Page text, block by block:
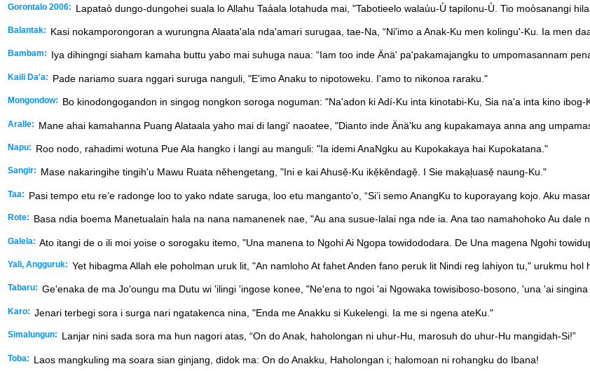
Gorontalo 2006: Lapatao̒ dungo-dungohei suala lo Allahu Taa̒ala lotahuda mai, "Tabotieelo walau̒u-U̒ tapilonu-U̒. Tio moo̒sanangi
Balantak: Kasi nokamporongoran a wurungna Alaata'ala nda'amari surugaa, tae-Na, “Ni'imo a Anak-Ku men kolingu'-Ku. Ia men
Bambam: Iya dihingngi siaham kamaha buttu yabo mai suhuga naua: “Iam too inde Änä' pa'pakamajangku to umpomasannam
Kaili Da'a: Pade nariamo suara nggari suruga nanguli, "E'imo Anaku to nipotoweku. I'amo to nikonoa raraku."
Mongondow: Bo kinodongogandon in singog nongkon soroga noguman: "Na'adon ki Adí-Ku inta kinotabi-Ku, Sia na'a inta kino ibog-
Aralle: Mane ahai kamahanna Puang Alataala yaho mai di langi' naoatee, "Dianto inde Änä'ku ang kupakamaya anna ang
Napu: Roo nodo, rahadimi wotuna Pue Ala hangko i langi au manguli: "Ia idemi AnaNgku au Kupokakaya hai Kupokatana."
Sangir: Mase nakaringihe tingih'u Mawu Ruata něhengetang, "Ini e kai Ahusẹ̌-Ku ikẹ̌kěndagẹ̌. I Sie makạl᷊uasẹ̌ naung-Ku."
Taa: Pasi tempo etu re’e radonge loo to yako ndate saruga, loo etu manganto’o, “Si’i semo AnangKu to kuporayang kojo. Aku
Rote: Basa ndia boema Manetualain hala na nana namanenek nae, "Au ana susue-lalai nga nde ia. Ana tao namahohoko Au dale
Galela: Ato itangi de o ili moi yoise o sorogaku itemo, "Una manena to Ngohi Ai Ngopa towidododara. De Una magena Ngohi
Yali, Angguruk: Yet hibagma Allah ele poholman uruk lit, "An namloho At fahet Anden fano peruk lit Nindi reg lahiyon tu," urukmu hol
Tabaru: Ge'enaka de ma Jo'oungu ma Dutu wi 'ilingi 'ingose konee, "Ne'ena to ngoi 'ai Ngowaka towisiboso-bosono, 'una 'ai
Karo: Jenari terbegi sora i surga nari ngatakenca nina, "Enda me Anakku si Kukelengi. Ia me si ngena ateKu."
Simalungun: Lanjar nini sada sora ma hun nagori atas, “On do Anak, haholongan ni uhur-Hu, marosuh do uhur-Hu mangidah-Si!”
Toba: Laos mangkuling ma soara sian ginjang, didok ma: On do Anakku, Haholongan i; halomoan ni rohangku do Ibana!